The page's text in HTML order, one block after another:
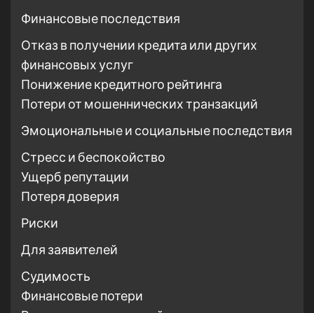
Финансовые последствия
Отказ в получении кредита или других
финансовых услуг
Понижение кредитного рейтинга
Потери от мошеннических транзакций
Эмоциональные и социальные последствия
Стресс и беспокойство
Ущерб репутации
Потеря доверия
Риски
Для заявителей
Судимость
Финансовые потери